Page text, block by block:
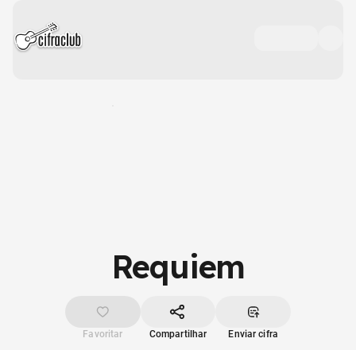
Requiem
Favoritar Compartilhar Enviar cifra